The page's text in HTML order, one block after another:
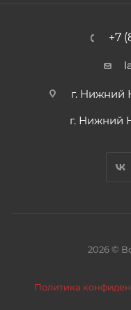
+7
г. Нижний
г. Нижний
2026 ©
Политика